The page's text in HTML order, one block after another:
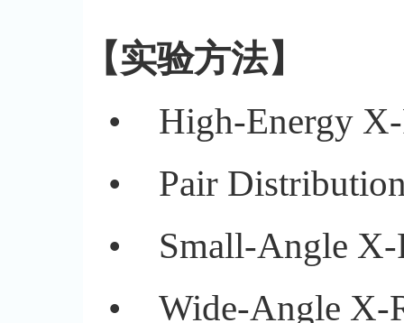
【实验方法】
•
High-Energy
•
Pair
•
Small-Angle
•
Wide-Angle X-